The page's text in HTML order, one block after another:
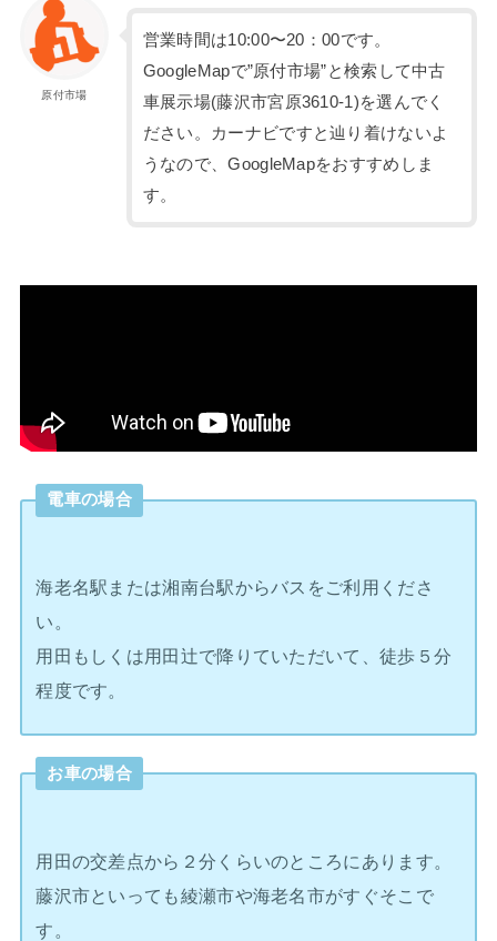
原付市場
営業時間は10:00〜20：00です。
GoogleMapで”原付市場”と検索して中古
車展示場(藤沢市宮原3610-1)を選んでく
ださい。カーナビですと辿り着けないよ
うなので、GoogleMapをおすすめしま
す。
電車の場合
海老名駅または湘南台駅からバスをご利用くださ
い。
用田もしくは用田辻で降りていただいて、徒歩５分
程度です。
お車の場合
用田の交差点から２分くらいのところにあります。
藤沢市といっても綾瀬市や海老名市がすぐそこで
す。